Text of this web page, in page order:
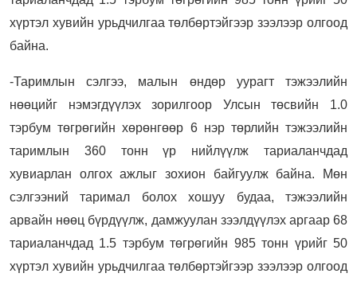
хүртэл хувийн урьдчилгаа төлбөртэйгээр зээлээр олгоод
байна.
-Таримлын сэлгээ, малын өндөр уурагт тэжээлийн
нөөцийг нэмэгдүүлэх зорилгоор Улсын төсвийн 1.0
тэрбум төгрөгийн хөрөнгөөр 6 нэр төрлийн тэжээлийн
таримлын 360 тонн үр нийлүүлж тариаланчдад
хувиарлан олгох ажлыг зохион байгуулж байна. Мөн
сэлгээний таримал болох хошуу будаа, тэжээлийн
арвайн нөөц бүрдүүлж, дамжуулан зээлдүүлэх аргаар 68
тариаланчдад 1.5 тэрбум төгрөгийн 985 тонн үрийг 50
хүртэл хувийн урьдчилгаа төлбөртэйгээр зээлээр олгоод